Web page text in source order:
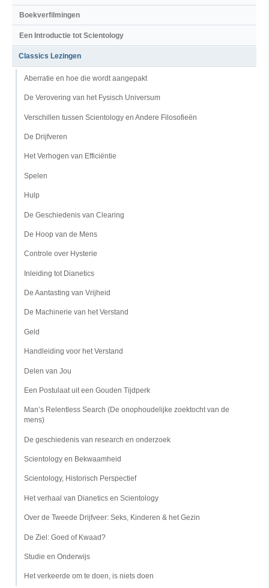
Boekverfilmingen
Een Introductie tot Scientology
Classics Lezingen
Aberratie en hoe die wordt aangepakt
De Verovering van het Fysisch Universum
Verschillen tussen Scientology en Andere Filosofieën
De Drijfveren
Het Verhogen van Efficiëntie
Spelen
Hulp
De Geschiedenis van Clearing
De Hoop van de Mens
Controle over Hysterie
Inleiding tot Dianetics
De Aantasting van Vrijheid
De Machinerie van het Verstand
Geld
Handleiding voor het Verstand
Delen van Jou
Een Postulaat uit een Gouden Tijdperk
Man’s Relentless Search (De onophoudelijke zoektocht van de
mens)
De geschiedenis van research en onderzoek
Scientology en Bekwaamheid
Scientology, Historisch Perspectief
Het verhaal van Dianetics en Scientology
Over de Tweede Drijfveer: Seks, Kinderen & het Gezin
De Ziel: Goed of Kwaad?
Studie en Onderwijs
Het verkeerde om te doen, is niets doen